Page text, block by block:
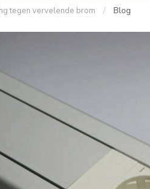
tegen vervelende brom / Blog